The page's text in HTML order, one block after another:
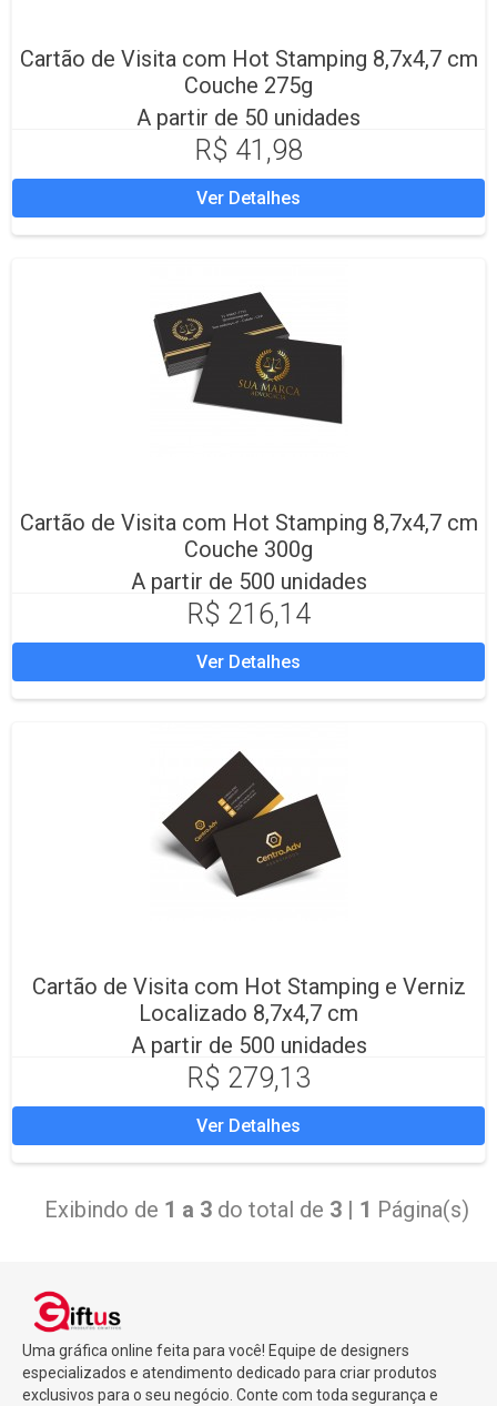
Cartão de Visita com Hot Stamping 8,7x4,7 cm
Couche 275g
A partir de 50 unidades
R$ 41,98
Ver Detalhes
Cartão de Visita com Hot Stamping 8,7x4,7 cm
Couche 300g
A partir de 500 unidades
R$ 216,14
Ver Detalhes
Cartão de Visita com Hot Stamping e Verniz
Localizado 8,7x4,7 cm
A partir de 500 unidades
R$ 279,13
Ver Detalhes
Exibindo de 1 a 3 do total de 3 | 1 Página(s)
Uma gráfica online feita para você! Equipe de designers
especializados e atendimento dedicado para criar produtos
exclusivos para o seu negócio. Conte com toda segurança e